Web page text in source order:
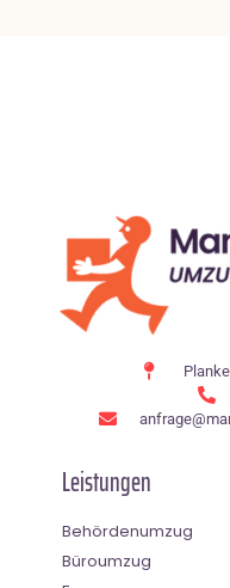
Leistungen
Behördenumzug
Büroumzug